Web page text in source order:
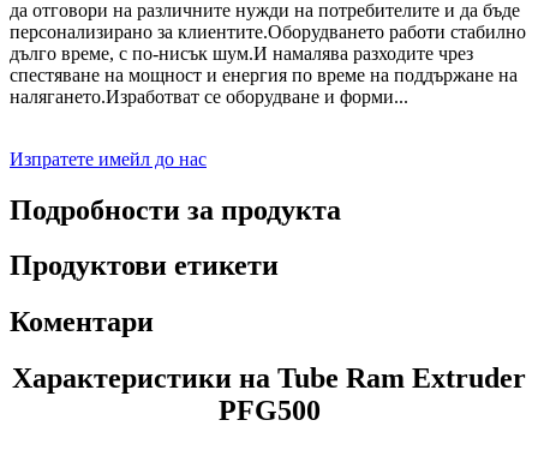
да отговори на различните нужди на потребителите и да бъде
персонализирано за клиентите.Оборудването работи стабилно
дълго време, с по-нисък шум.И намалява разходите чрез
спестяване на мощност и енергия по време на поддържане на
налягането.Изработват се оборудване и форми...
Изпратете имейл до нас
Подробности за продукта
Продуктови етикети
Коментари
Характеристики на Tube Ram Extruder
PFG500